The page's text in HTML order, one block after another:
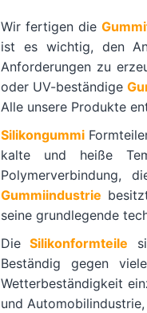
Wir fertigen die
ist es wichtig, den
Anforderungen zu
oder UV-beständige
Alle unsere Produkte
Silikongummi
kalte und heiße
Polymerverbindung,
Gummiindustrie
seine grundlegende
DieSilikonformteile
Beständig gegen
Wetterbeständigkeit
und